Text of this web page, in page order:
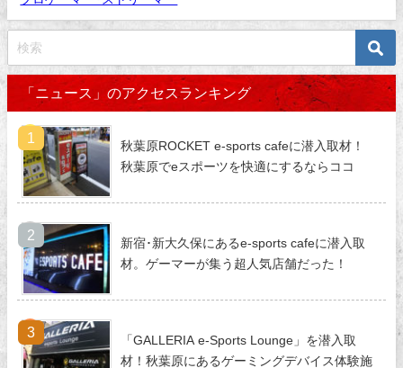
「ニュース」のアクセスランキング
秋葉原ROCKET e-sports cafeに潜入取材！
秋葉原でeスポーツを快適にするならココ
新宿･新大久保にあるe-sports cafeに潜入取
材。ゲーマーが集う超人気店舗だった！
「GALLERIA e-Sports Lounge」を潜入取
材！秋葉原にあるゲーミングデバイス体験施